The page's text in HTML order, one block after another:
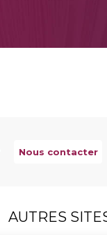
Nous contacter
AUTRES